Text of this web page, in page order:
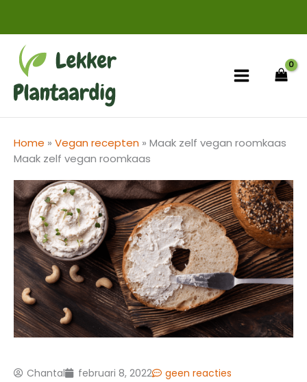
inhoud
Home » Vegan recepten » Maak zelf vegan roomkaas
Maak zelf vegan roomkaas
Chantal februari 8, 2022 geen reacties